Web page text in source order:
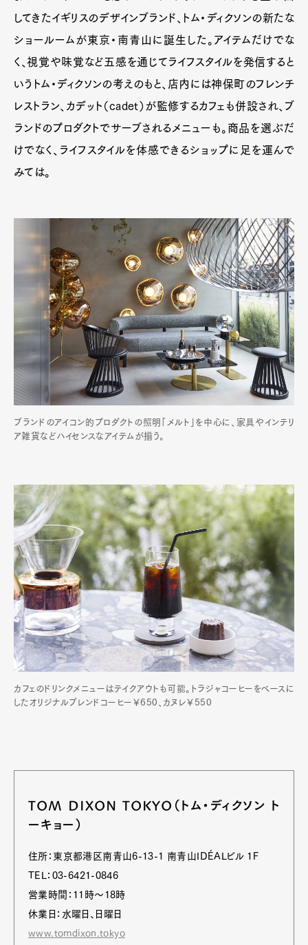
してきたイギリスのデザインブランド、トム・ディクソンの新たな
ショールームが東京・南青山に誕生した。アイテムだけでな
く、視覚や味覚など五感を通じてライフスタイルを発信すると
いうトム・ディクソンの考えのもと、店内には神保町のフレンチ
レストラン、カデット（cadet）が監修するカフェも併設され、ブ
ランドのプロダクトでサーブされるメニューも。商品を選ぶだ
けでなく、ライフスタイルを体感できるショップに足を運んで
みては。
ブランドのアイコン的プロダクトの照明「メルト」を中心に、家具やインテリ
ア雑貨などハイセンスなアイテムが揃う。
カフェのドリンクメニューはテイクアウトも可能。トラジャコーヒーをベースに
したオリジナルブレンドコーヒー￥650、カヌレ￥550
TOM DIXON TOKYO（トム・ディクソン ト
ーキョー）
住所：東京都港区南青山6-13-1 南青山IDÉALビル 1F
TEL：03-6421-0846
営業時間：11時～18時
休業日：水曜日、日曜日
www.tomdixon.tokyo